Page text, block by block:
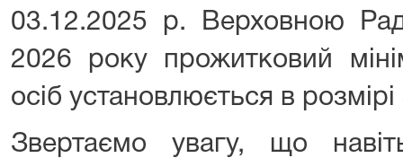
03.12.2025 р. Верховною
2026 року прожитковий
осіб установлюється в
Звертаємо увагу, що